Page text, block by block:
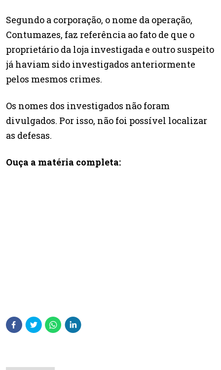
Segundo a corporação, o nome da operação,
Contumazes, faz referência ao fato de que o
proprietário da loja investigada e outro suspeito
já haviam sido investigados anteriormente
pelos mesmos crimes.
Os nomes dos investigados não foram
divulgados. Por isso, não foi possível localizar
as defesas.
Ouça a matéria completa: